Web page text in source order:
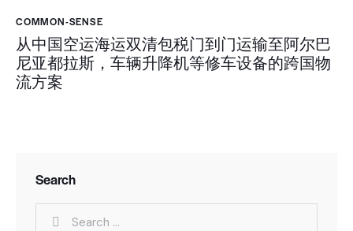
COMMON-SENSE
从中国空运海运双清包税门到门运输至阿尔巴
尼亚都拉斯，车辆升降机等修车设备的跨国物
流方案
Search